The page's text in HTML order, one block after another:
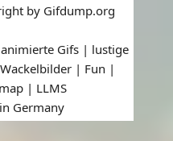
by Gifdump.org
Gifs | lustige
| Fun |
| LLMS
in Germany